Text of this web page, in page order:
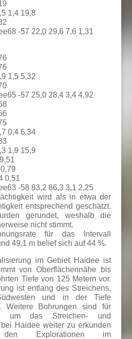
1,4 19,8
-57 22,0 29,6 7,6 1,31
1,5 5,32
-57 25,0 28,4 3,4 4,92
0,4 6,34
1,9 15,9
0,51
-58 83,2 86,3 3,1 2,25
wird als in etwa der
entsprechend geschätzt.
gerundet, weshalb die
nicht stimmt.
für das Intervall
49,1 m belief sich auf 44 %.
im Gebiet Haidee ist
von Oberflächennähe bis
Tiefe von 125 Metern vor.
ist entlang des Streichens,
und in der Tiefe
Weitere Bohrungen sind für
um das Streichen- und
Haidee weiter zu erkunden
Explorationen im